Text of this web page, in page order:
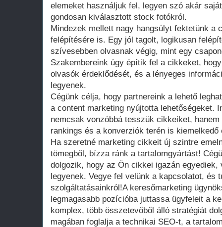
elemeket használjuk fel, legyen szó akár
gondosan kiválasztott stock fotókról.
Mindezek mellett nagy hangsúlyt fektetünk a
felépítésére is. Egy jól tagolt, logikusan
szívesebben olvasnak végig, mint egy
Szakembereink úgy építik fel a cikkeket,
olvasók érdeklődését, és a lényeges
legyenek.
Cégünk célja, hogy partnereink a lehető
a content marketing nyújtotta lehetőségeket.
nemcsak vonzóbbá tesszük cikkeiket,
rankings és a konverziók terén is kiemelkedő
Ha szeretné marketing cikkeit új szintre
tömegből, bízza ránk a tartalomgyártást!
dolgozik, hogy az Ön cikkei igazán egyediek,
legyenek. Vegye fel velünk a kapcsolatot, és
szolgáltatásainkról!A keresőmarketing
legmagasabb pozícióba juttassa ügyfeleit a
komplex, több összetevőből álló stratégiát
magában foglalja a technikai SEO-t, a